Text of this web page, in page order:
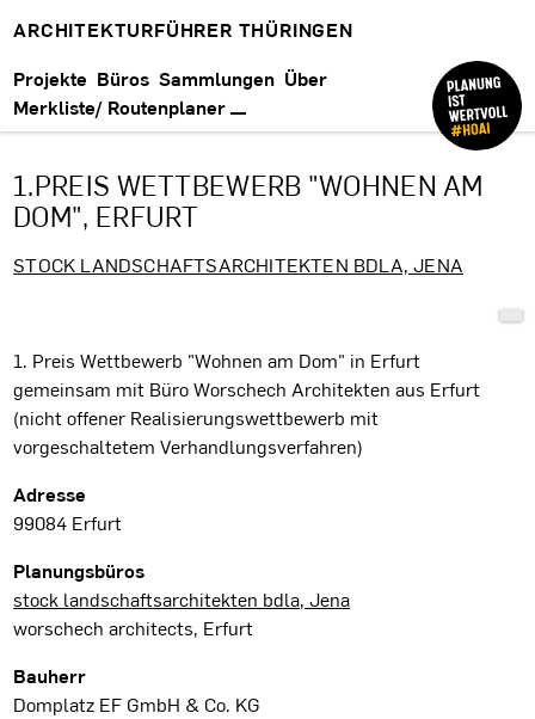
ARCHITEKTURFÜHRER THÜRINGEN
Projekte Büros Sammlungen Über
Merkliste/ Routenplaner
1.PREIS WETTBEWERB "WOHNEN AM
DOM", ERFURT
STOCK LANDSCHAFTSARCHITEKTEN BDLA, JENA
1. Preis Wettbewerb "Wohnen am Dom" in Erfurt
gemeinsam mit Büro Worschech Architekten aus Erfurt
(nicht offener Realisierungswettbewerb mit
vorgeschaltetem Verhandlungsverfahren)
Projektdaten
Adresse
99084 Erfurt
Planungsbüros
stock landschaftsarchitekten bdla, Jena
worschech architects, Erfurt
Bauherr
Domplatz EF GmbH & Co. KG